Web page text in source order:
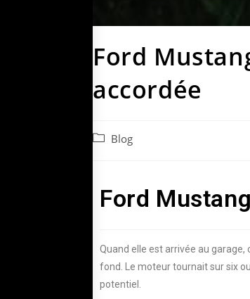
Ford
accordée
Blog
Ford
Quand elle est arrivée au
fond. Le moteur tournait sur six
potentiel.